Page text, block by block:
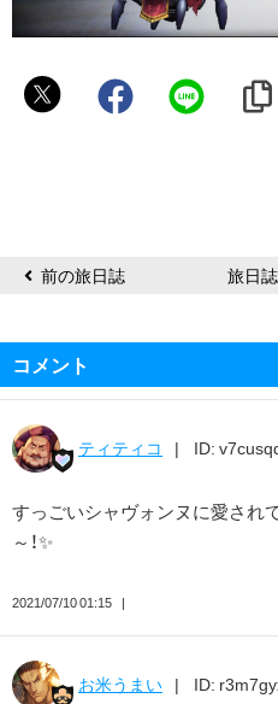
お
前の旅日誌 旅日
コメント
ティティコ ID:
すっごいシャヴォンヌに愛され
～！✨
2021/07/10 01:15
お米うまい ID: